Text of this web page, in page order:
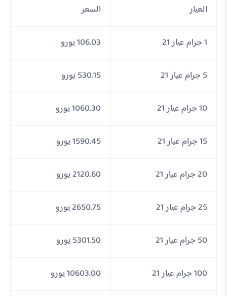
العيار السعر
1 جرام عيار 21 106.03 يورو
5 جرام عيار 21 530.15 يورو
10 جرام عيار 21 1060.30 يورو
15 جرام عيار 21 1590.45 يورو
20 جرام عيار 21 2120.60 يورو
25 جرام عيار 21 2650.75 يورو
50 جرام عيار 21 5301.50 يورو
100 جرام عيار 21 10603.00 يورو